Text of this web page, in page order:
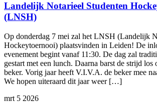
Landelijk Notarieel Studenten
(LNSH)
Op donderdag 7 mei zal het LNSH (Landelijk
Hockeytoernooi) plaatsvinden in Leiden! De
evenement begint vanaf 11:30. De dag zal
gestart met een lunch. Daarna barst de strijd los
beker. Vorig jaar heeft V.I.V.A. de beker mee
We hopen uiteraard dit jaar weer […]
mrt 5 2026